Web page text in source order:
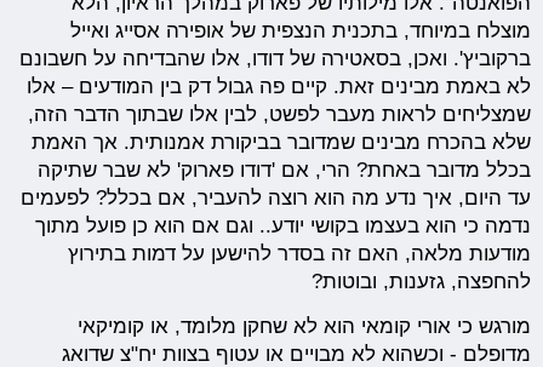
מוצלח במיוחד, בתכנית הנצפית של אופירה אסייג ואייל
ברקוביץ'. ואכן, בסאטירה של דודו, אלו שהבדיחה על חשבונם
לא באמת מבינים זאת. קיים פה גבול דק בין המודעים – אלו
שמצליחים לראות מעבר לפשט, לבין אלו שבתוך הדבר הזה,
שלא בהכרח מבינים שמדובר בביקורת אמנותית. אך האמת
בכלל מדובר באחת? הרי, אם 'דודו פארוק' לא שבר שתיקה
עד היום, איך נדע מה הוא רוצה להעביר, אם בכלל? לפעמים
נדמה כי הוא בעצמו בקושי יודע.. וגם אם הוא כן פועל מתוך
מודעות מלאה, האם זה בסדר להישען על דמות בתירוץ
להחפצה, גזענות, ובוטות?
מורגש כי אורי קומאי הוא לא שחקן מלומד, או קומיקאי
מדופלם - וכשהוא לא מבויים או עטוף בצוות יח"צ שדואג